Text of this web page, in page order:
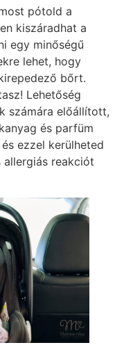
pótold a
kiszáradhat a
egy minőségű
lehet, hogy
bőrt.
Lehetőség
számára előállított,
és parfüm
ezzel kerülheted
allergiás reakciót